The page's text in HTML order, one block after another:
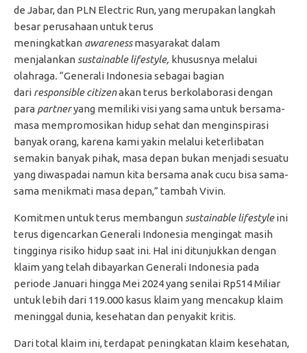
de Jabar, dan PLN Electric Run, yang merupakan langkah
besar perusahaan untuk terus
meningkatkan awarenessmasyarakat dalam
menjalankan sustainable lifestyle, khususnya melalui
olahraga. “Generali Indonesia sebagai bagian
dari responsible citizenakan terus berkolaborasi dengan
para partneryang memiliki visi yang sama untuk bersama-
masa mempromosikan hidup sehat dan menginspirasi
banyak orang, karena kami yakin melalui keterlibatan
semakin banyak pihak, masa depan bukan menjadi sesuatu
yang diwaspadai namun kita bersama anak cucu bisa sama-
sama menikmati masa depan,” tambah Vivin.
Komitmen untuk terus membangun sustainable lifestyleini
terus digencarkan Generali Indonesia mengingat masih
tingginya risiko hidup saat ini. Hal ini ditunjukkan dengan
klaimyang telah dibayarkan Generali Indonesia pada
periode Januari hingga Mei 2024 yang senilai Rp514 Miliar
untuk lebih dari 119.000 kasus klaim yang mencakup klaim
meninggal dunia, kesehatan dan penyakit kritis.
Dari total klaim ini, terdapat peningkatan klaim kesehatan,